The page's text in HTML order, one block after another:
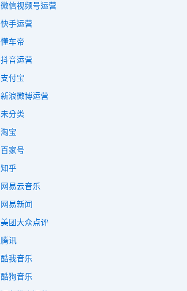
微信视频号运营
快手运营
懂车帝
抖音运营
支付宝
新浪微博运营
未分类
淘宝
百家号
知乎
网易云音乐
网易新闻
美团大众点评
腾讯
酷我音乐
酷狗音乐